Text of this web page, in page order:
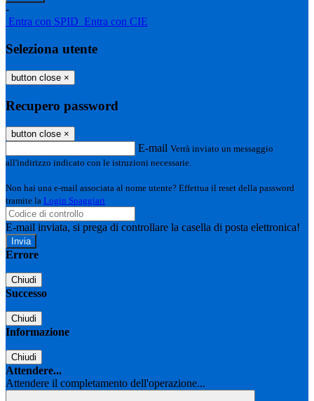
-
Entra con SPID Entra con CIE
Seleziona utente
button close ×
Recupero password
button close ×
E-mail Verrà inviato un messaggio
all'indirizzo indicato con le istruzioni necessarie.
Non hai una e-mail associata al nome utente? Effettua il reset della password
tramite la Login Spaggiari
E-mail inviata, si prega di controllare la casella di posta elettronica!
Errore
Chiudi
Successo
Chiudi
Informazione
Chiudi
Attendere...
Attendere il completamento dell'operazione...